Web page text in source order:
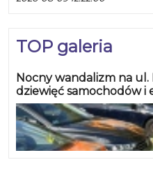
TOP galeria
Nocny wandalizm na ul.
dziewięć samochodów i